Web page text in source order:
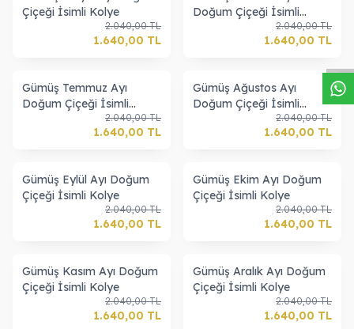
WhasappDesteHatt
Çiçeği İsimli Kolye
2.040,00TL
1.640,00 TL
Doğum Çiçeği İsimli
2.040,00TL
1.640,00 TL
Gümüş Temmuz Ayı
Doğum Çiçeği İsimli
2.040,00TL
1.640,00 TL
Gümüş Ağustos Ayı
Doğum Çiçeği İsimli
2.040,00TL
1.640,00 TL
Gümüş Eylül Ayı Doğum
Çiçeği İsimli Kolye
2.040,00TL
1.640,00 TL
Gümüş Ekim Ayı Doğum
Çiçeği İsimli Kolye
2.040,00TL
1.640,00 TL
Gümüş Kasım Ayı Doğum
Çiçeği İsimli Kolye
2.040,00TL
1.640,00 TL
Gümüş Aralık Ayı Doğum
Çiçeği İsimli Kolye
2.040,00TL
1.640,00 TL